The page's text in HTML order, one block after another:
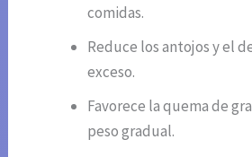
comidas.
Reduce los antojos y el
exceso.
Favorece la quema de
peso gradual.